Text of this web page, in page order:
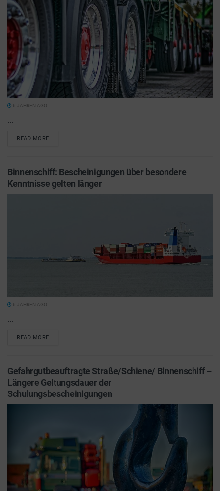
6 JAHREN AGO
...
READ MORE
Binnenschiff: Bescheinigungen über besondere
Kenntnisse gelten länger
6 JAHREN AGO
...
READ MORE
Gefahrgutbeauftragte Straße/Schiene/ Binnenschiff –
Längere Geltungsdauer der
Schulungsbescheinigungen